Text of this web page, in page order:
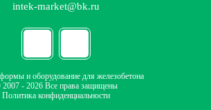
intek-market@bk.ru
и оборудование для железобетона
- 2026 Все права защищены
Политика конфиденциальности